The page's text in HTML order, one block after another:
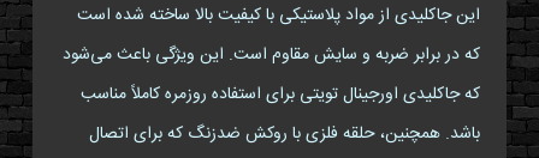
این جاکلیدی از مواد پلاستیکی با کیفیت بالا ساخته شده است
که در برابر ضربه و سایش مقاوم است. این ویژگی باعث می‌شود
که جاکلیدی اورجینال تویتی برای استفاده روزمره کاملاً مناسب
باشد. همچنین، حلقه فلزی با روکش ضدزنگ که برای اتصال